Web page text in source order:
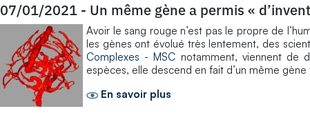
07/01/2021 - Un même gène a permis «
Avoir le sang rouge n’est pas le propre de
les gènes ont évolué très lentement, des
Complexes - MSC notamment, viennent de
espèces, elle descend en fait d’un même
En savoir plus